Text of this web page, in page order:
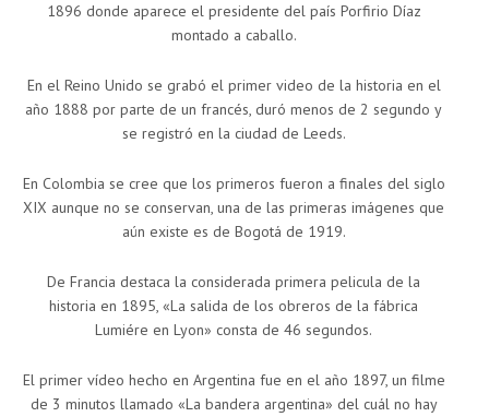
1896 donde aparece el presidente del país Porfirio Díaz
montado a caballo.
En el Reino Unido se grabó el primer video de la historia en el
año 1888 por parte de un francés, duró menos de 2 segundo y
se registró en la ciudad de Leeds.
En Colombia se cree que los primeros fueron a finales del siglo
XIX aunque no se conservan, una de las primeras imágenes que
aún existe es de Bogotá de 1919.
De Francia destaca la considerada primera pelicula de la
historia en 1895, «La salida de los obreros de la fábrica
Lumiére en Lyon» consta de 46 segundos.
El primer vídeo hecho en Argentina fue en el año 1897, un filme
de 3 minutos llamado «La bandera argentina» del cuál no hay